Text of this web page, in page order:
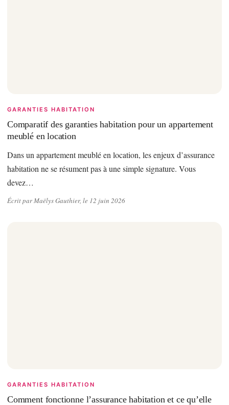
GARANTIES HABITATION
Comparatif des garanties habitation pour un appartement
meublé en location
Dans un appartement meublé en location, les enjeux d’assurance
habitation ne se résument pas à une simple signature. Vous
devez…
Écrit par Maëlys Gauthier, le 12 juin 2026
GARANTIES HABITATION
Comment fonctionne l’assurance habitation et ce qu’elle